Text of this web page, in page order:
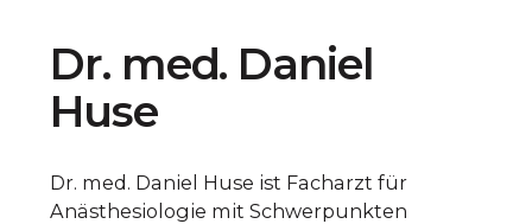
Dr. med. Daniel
Huse
Dr. med. Daniel Huse ist Facharzt für
Anästhesiologie mit Schwerpunkten